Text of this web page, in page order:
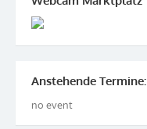
Anstehende Termine:
no event